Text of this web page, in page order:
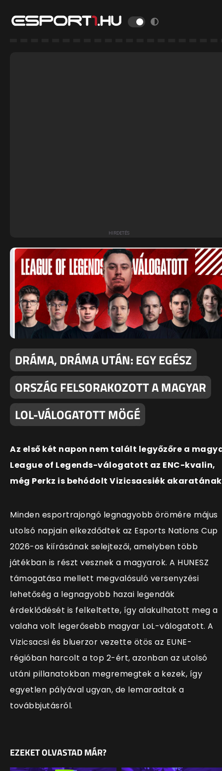
DRÁMA, DRÁMA UTÁN: EGY EGÉSZ
ORSZÁG FELSORAKOZOTT A MAGYAR
LOL-VÁLOGATOTT MÖGÉ
Az első két napon nem talált legyőzőre a
League of Legends-válogatott az ENC-kvalin,
még Perkz is behódolt Vizicsacsiék
Minden esportrajongó legnagyobb örömére május
utolsó napjain elkezdődtek az Esports Nations Cup
2026-os kiírásának selejtezői, amelyben több
játékban is részt vesznek a magyarok. A HUNESZ
támogatása mellett megvalósuló versenyzési
lehetőség a legnagyobb hazai legendák
érdeklődését is felkeltette, így alakulhatott meg a
valaha volt legerősebb magyar LoL-válogatott. A
Vizicsacsi és bluerzor vezette ötös az EUNE-
régióban harcolt a top 2-ért, azonban az utolsó
utáni pillanatokban megremegtek a kezek, így
egyetlen pályával ugyan, de lemaradtak a
továbbjutásról.
EZEKET OLVASTAD MÁR?